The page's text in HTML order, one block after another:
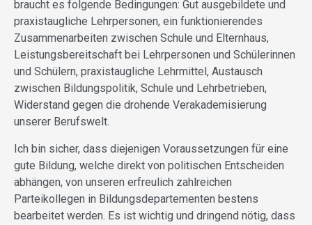
braucht es folgende Bedingungen: Gut ausgebildete und
praxistaugliche Lehrpersonen, ein funktionierendes
Zusammenarbeiten zwischen Schule und Elternhaus,
Leistungsbereitschaft bei Lehrpersonen und Schülerinnen
und Schülern, praxistaugliche Lehrmittel, Austausch
zwischen Bildungspolitik, Schule und Lehrbetrieben,
Widerstand gegen die drohende Verakademisierung
unserer Berufswelt.
Ich bin sicher, dass diejenigen Voraussetzungen für eine
gute Bildung, welche direkt von politischen Entscheiden
abhängen, von unseren erfreulich zahlreichen
Parteikollegen in Bildungsdepartementen bestens
bearbeitet werden. Es ist wichtig und dringend nötig, dass